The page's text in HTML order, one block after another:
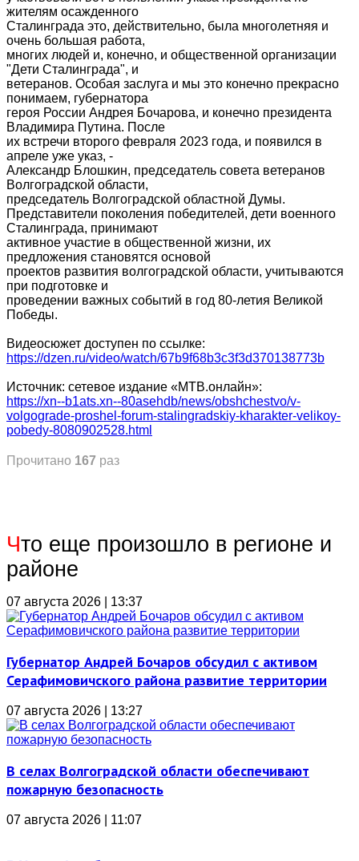
жителям осажденного
Сталинграда это, действительно, была многолетняя и
очень большая работа,
многих людей и, конечно, и общественной организации
"Дети Сталинграда", и
ветеранов. Особая заслуга и мы это конечно прекрасно
понимаем, губернатора
героя России Андрея Бочарова, и конечно президента
Владимира Путина. После
их встречи второго февраля 2023 года, и появился в
апреле уже указ, -
Александр Блошкин, председатель совета ветеранов
Волгоградской области,
председатель Волгоградской областной Думы.
Представители поколения победителей, дети военного
Сталинграда, принимают
активное участие в общественной жизни, их
предложения становятся основой
проектов развития волгоградской области, учитываются
при подготовке и
проведении важных событий в год 80-летия Великой
Победы.
Видеосюжет доступен по ссылке:
https://dzen.ru/video/watch/67b9f68b3c3f3d370138773b
Источник: сетевое издание «МТВ.онлайн»:
https://xn--b1ats.xn--80asehdb/news/obshchestvo/v-
volgograde-proshel-forum-stalingradskiy-kharakter-velikoy-
pobedy-8080902528.html
Прочитано 167 раз
Что еще произошло в регионе и
районе
07 августа 2026 | 13:37
Губернатор Андрей Бочаров обсудил с активом
Серафимовичского района развитие территории
07 августа 2026 | 13:27
В селах Волгоградской области обеспечивают
пожарную безопасность
07 августа 2026 | 11:07